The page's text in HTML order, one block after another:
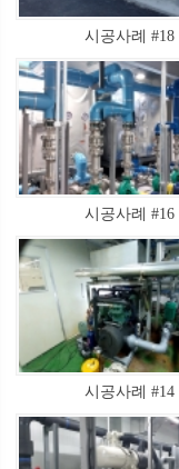
시공사례 #18
시공사례 #16
시공사례 #14